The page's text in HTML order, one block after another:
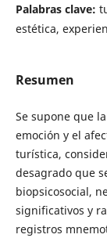
Palabras clave:
estética,
Resumen
Se supone que
emoción y el
turística,
desagrado que
biopsicosocial,
significativos y
registros